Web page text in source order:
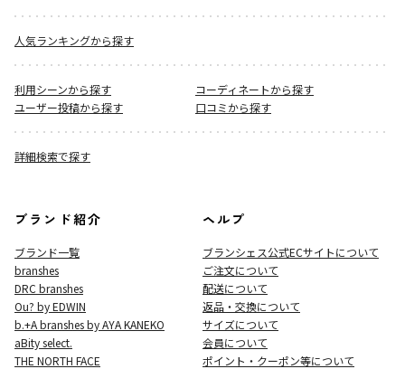
人気ランキングから探す
利用シーンから探す
コーディネートから探す
ユーザー投稿から探す
口コミから探す
詳細検索で探す
ブランド紹介
ブランド一覧
branshes
DRC branshes
Ou? by EDWIN
b.+A branshes by AYA KANEKO
aBity select.
THE NORTH FACE
ヘルプ
ブランシェス公式ECサイトについて
ご注文について
配送について
返品・交換について
サイズについて
会員について
ポイント・クーポン等について